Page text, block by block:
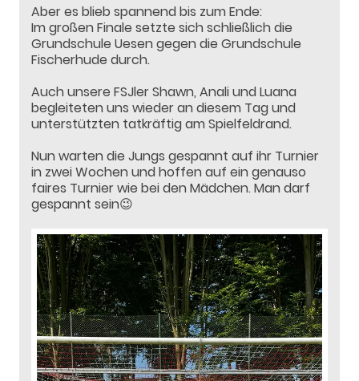
Aber es blieb spannend bis zum Ende:
Im großen Finale setzte sich schließlich die
Grundschule Uesen gegen die Grundschule
Fischerhude durch.
Auch unsere FSJler Shawn, Anali und Luana
begleiteten uns wieder an diesem Tag und
unterstützten tatkräftig am Spielfeldrand.
Nun warten die Jungs gespannt auf ihr Turnier
in zwei Wochen und hoffen auf ein genauso
faires Turnier wie bei den Mädchen. Man darf
gespannt sein😉